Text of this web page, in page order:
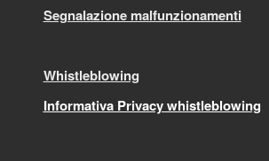
Segnalazione malfunzionamenti
Whistleblowing
Informativa Privacy whistleblowing